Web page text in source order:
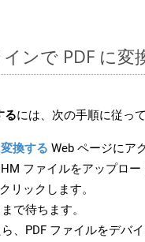
ンで PDF に変
るには、次の手順に従っ
換する Web ページにア
ファイルをアップロー
リックします。
で待ちます。
、PDF ファイルをデバ